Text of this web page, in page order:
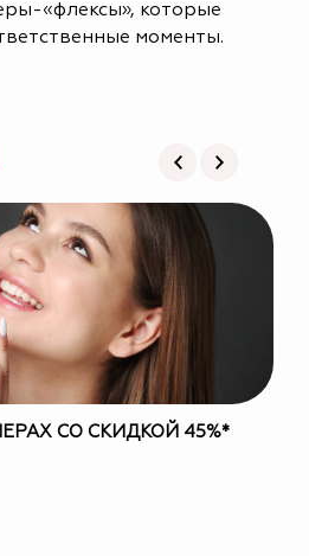
«флексы», которые
моменты.
СО СКИДКОЙ 45%*